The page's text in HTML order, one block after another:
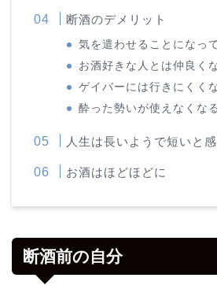
断酒のデメリット
気を遣わせることになっ
お酒好きな人とは仲良く
ゲイバーには行きにくく
酔った勢いが使えなくなる
人生は長いようで短いと
お酒はほどほどに
断酒前の自分